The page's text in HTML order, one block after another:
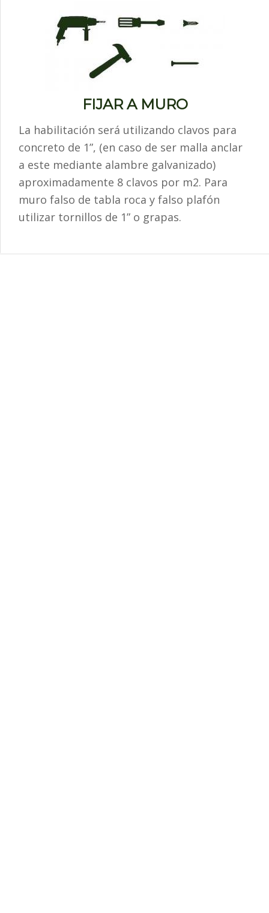
FIJAR A MURO
La habilitación será utilizando clavos para
concreto de 1”, (en caso de ser malla anclar
a este mediante alambre galvanizado)
aproximadamente 8 clavos por m2. Para
muro falso de tabla roca y falso plafón
utilizar tornillos de 1” o grapas.